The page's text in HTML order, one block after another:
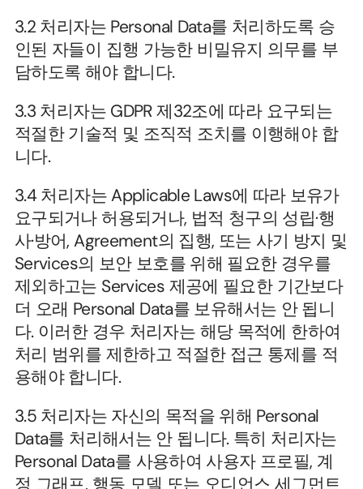
3.2 처리자는 Personal Data를 처리하도록 승
인된 자들이 집행 가능한 비밀유지 의무를 부
담하도록 해야 합니다.
3.3 처리자는 GDPR 제32조에 따라 요구되는
적절한 기술적 및 조직적 조치를 이행해야 합
니다.
3.4 처리자는 Applicable Laws에 따라 보유가
요구되거나 허용되거나, 법적 청구의 성립·행
사·방어, Agreement의 집행, 또는 사기 방지 및
Services의 보안 보호를 위해 필요한 경우를
제외하고는 Services 제공에 필요한 기간보다
더 오래 Personal Data를 보유해서는 안 됩니
다. 이러한 경우 처리자는 해당 목적에 한하여
처리 범위를 제한하고 적절한 접근 통제를 적
용해야 합니다.
3.5 처리자는 자신의 목적을 위해 Personal
Data를 처리해서는 안 됩니다. 특히 처리자는
Personal Data를 사용하여 사용자 프로필, 계
정 그래프, 행동 모델 또는 오디언스 세그먼트